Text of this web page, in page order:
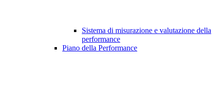
Sistema di misurazione e valutazione della
performance
Piano della Performance